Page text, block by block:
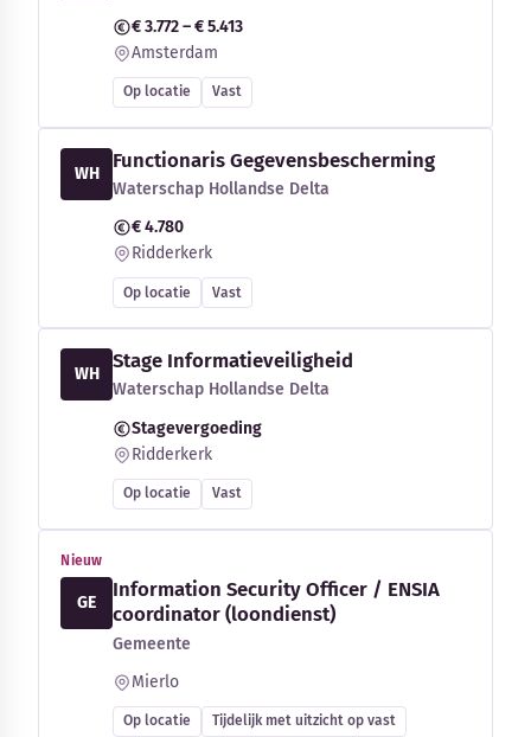
€ 3.772 – € 5.413
Amsterdam
Op locatie Vast
WH
Functionaris Gegevensbescherming
Waterschap Hollandse Delta
€ 4.780
Ridderkerk
Op locatie Vast
WH
Stage Informatieveiligheid
Waterschap Hollandse Delta
Stagevergoeding
Ridderkerk
Op locatie Vast
Nieuw
GE
Information Security Officer / ENSIA
coordinator (loondienst)
Gemeente
Mierlo
Op locatie Tijdelijk met uitzicht op vast